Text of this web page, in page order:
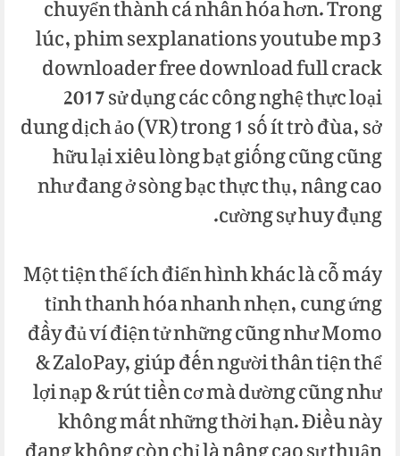
lúc, phim sexplanations youtube mp3
downloader free download full crack
2017 sử dụng các công nghệ thực loại
dung dịch ảo (VR) trong 1 số ít trò đùa, sở
hữu lại xiêu lòng bạt giống cũng cũng
như đang ở sòng bạc thực thụ, nâng cao
cường sự huy đụng.
Một tiện thể ích điển hình khác là cỗ máy
tỉnh thanh hóa nhanh nhẹn, cung ứng
đầy đủ ví điện tử những cũng như Momo
& ZaloPay, giúp đến người thân tiện thể
lợi nạp & rút tiền cơ mà dường cũng như
không mất những thời hạn. Điều này